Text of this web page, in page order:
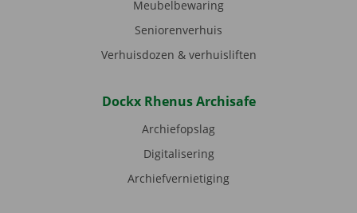
Meubelbewaring
Seniorenverhuis
Verhuisdozen & verhuisliften
Dockx Rhenus Archisafe
Archiefopslag
Digitalisering
Archiefvernietiging